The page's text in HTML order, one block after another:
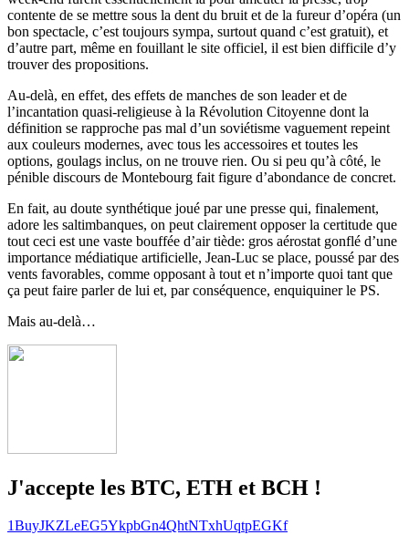
contente de se mettre sous la dent du bruit et de la fureur d’opéra (un
bon spectacle, c’est toujours sympa, surtout quand c’est gratuit), et
d’autre part, même en fouillant le site officiel, il est bien difficile d’y
trouver des propositions.
Au-delà, en effet, des effets de manches de son leader et de
l’incantation quasi-religieuse à la Révolution Citoyenne dont la
définition se rapproche pas mal d’un soviétisme vaguement repeint
aux couleurs modernes, avec tous les accessoires et toutes les
options, goulags inclus, on ne trouve rien. Ou si peu qu’à côté, le
pénible discours de Montebourg fait figure d’abondance de concret.
En fait, au doute synthétique joué par une presse qui, finalement,
adore les saltimbanques, on peut clairement opposer la certitude que
tout ceci est une vaste bouffée d’air tiède: gros aérostat gonflé d’une
importance médiatique artificielle, Jean-Luc se place, poussé par des
vents favorables, comme opposant à tout et n’importe quoi tant que
ça peut faire parler de lui et, par conséquence, enquiquiner le PS.
Mais au-delà…
J'accepte les BTC, ETH et BCH !
1BuyJKZLeEG5YkpbGn4QhtNTxhUqtpEGKf